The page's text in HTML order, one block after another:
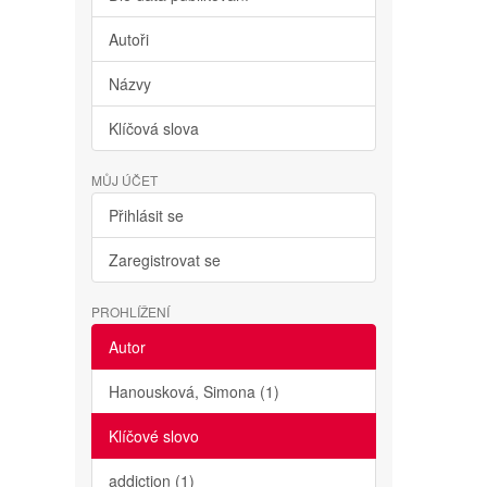
Autoři
Názvy
Klíčová slova
MŮJ ÚČET
Přihlásit se
Zaregistrovat se
PROHLÍŽENÍ
Autor
Hanousková, Simona (1)
Klíčové slovo
addiction (1)